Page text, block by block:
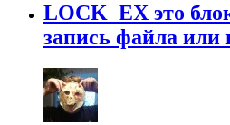
LOCK_EX это
запись файла или